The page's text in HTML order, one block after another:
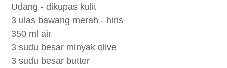
Udang - dikupas kulit
3 ulas bawang merah - hiris
350 ml air
3 sudu besar minyak olive
3 sudu besar butter